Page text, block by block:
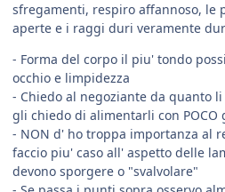
sfregamenti, respiro affannoso, le
aperte e i raggi duri veramente
- Forma del corpo il piu' tondo
occhio e limpidezza
- Chiedo al negoziante da quanto li
gli chiedo di alimentarli con POCO
- NON d' ho troppa importanza al
faccio piu' caso all' aspetto delle
devono sporgere o "svalvolare"